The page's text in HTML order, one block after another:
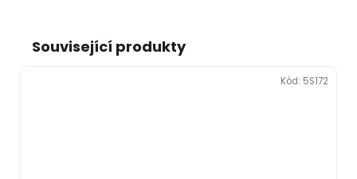
Související produkty
Kód: 5S172